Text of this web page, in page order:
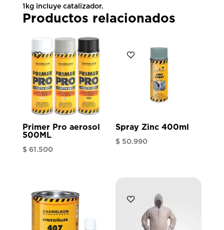
1kg incluye catalizador.
Productos relacionados
Primer Pro aerosol
500ML
$ 61.500
Spray Zinc 400ml
$ 50.990